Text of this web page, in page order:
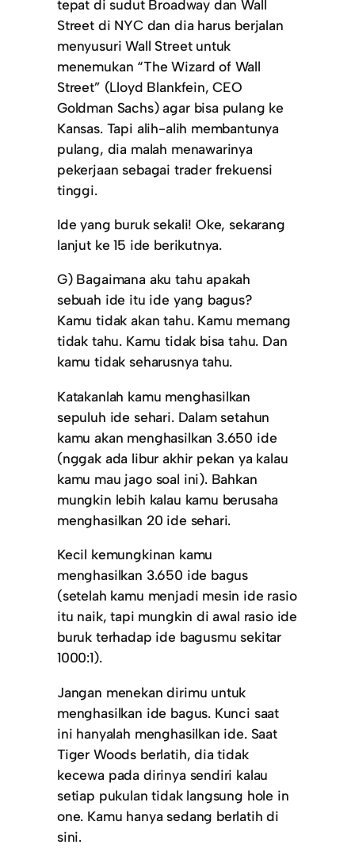
tepat di sudut Broadway dan Wall
Street di NYC dan dia harus berjalan
menyusuri Wall Street untuk
menemukan “The Wizard of Wall
Street” (Lloyd Blankfein, CEO
Goldman Sachs) agar bisa pulang ke
Kansas. Tapi alih-alih membantunya
pulang, dia malah menawarinya
pekerjaan sebagai trader frekuensi
tinggi.
Ide yang buruk sekali! Oke, sekarang
lanjut ke 15 ide berikutnya.
G) Bagaimana aku tahu apakah
sebuah ide itu ide yang bagus?
Kamu tidak akan tahu. Kamu memang
tidak tahu. Kamu tidak bisa tahu. Dan
kamu tidak seharusnya tahu.
Katakanlah kamu menghasilkan
sepuluh ide sehari. Dalam setahun
kamu akan menghasilkan 3.650 ide
(nggak ada libur akhir pekan ya kalau
kamu mau jago soal ini). Bahkan
mungkin lebih kalau kamu berusaha
menghasilkan 20 ide sehari.
Kecil kemungkinan kamu
menghasilkan 3.650 ide bagus
(setelah kamu menjadi mesin ide rasio
itu naik, tapi mungkin di awal rasio ide
buruk terhadap ide bagusmu sekitar
1000:1).
Jangan menekan dirimu untuk
menghasilkan ide bagus. Kunci saat
ini hanyalah menghasilkan ide. Saat
Tiger Woods berlatih, dia tidak
kecewa pada dirinya sendiri kalau
setiap pukulan tidak langsung hole in
one. Kamu hanya sedang berlatih di
sini.